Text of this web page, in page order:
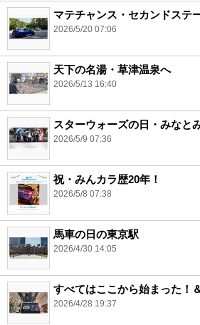
マテチャンス・セカンドステ
2026/5/20 07:06
天下の名湯・草津温泉へ
2026/5/13 16:40
スターウォーズの日・みなと
2026/5/9 07:36
祝・みんカラ歴20年！
2026/5/8 07:38
馬車の日の東京駅
2026/4/30 14:05
すべてはここから始まった！
2026/4/28 19:37